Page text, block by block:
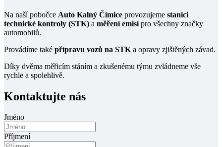
Na naší pobočce Auto Kalný Čímice provozujeme stanici
technické kontroly (STK) a měření emisípro všechny značky
automobilů.
Provádíme také přípravu vozů na STK a opravy zjištěných závad.
Díky dvěma měřicím stáním a zkušenému týmu zvládneme vše
rychle a spolehlivě.
Kontaktujte nás
Jméno
Příjmení